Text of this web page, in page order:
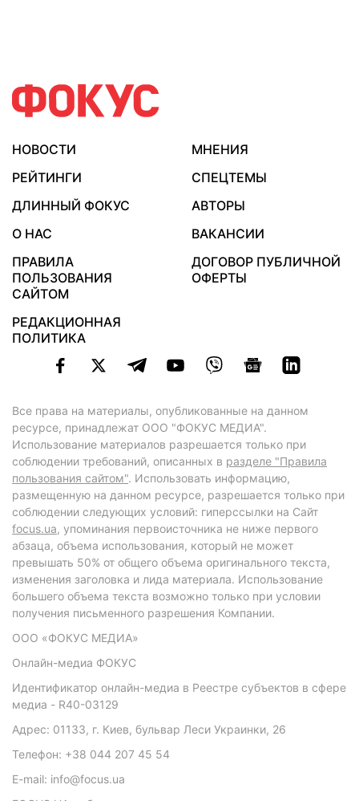
НОВОСТИ
МНЕНИЯ
РЕЙТИНГИ
СПЕЦТЕМЫ
ДЛИННЫЙ ФОКУС
АВТОРЫ
О НАС
ВАКАНСИИ
ПРАВИЛА
ПОЛЬЗОВАНИЯ
САЙТОМ
ДОГОВОР ПУБЛИЧНОЙ
ОФЕРТЫ
РЕДАКЦИОННАЯ
ПОЛИТИКА
Все права на материалы, опубликованные на данном
ресурсе, принадлежат ООО "ФОКУС МЕДИА".
Использование материалов разрешается только при
соблюдении требований, описанных в разделе "Правила
пользования сайтом". Использовать информацию,
размещенную на данном ресурсе, разрешается только при
соблюдении следующих условий: гиперссылки на Сайт
focus.ua, упоминания первоисточника не ниже первого
абзаца, объема использования, который не может
превышать 50% от общего объема оригинального текста,
изменения заголовка и лида материала. Использование
большего объема текста возможно только при условии
получения письменного разрешения Компании.
ООО «ФОКУС МЕДИА»
Онлайн-медиа ФОКУС
Идентификатор онлайн-медиа в Реестре субъектов в сфере
медиа - R40-03129
Адрес: 01133, г. Киев, бульвар Леси Украинки, 26
Телефон: +38 044 207 45 54
E-mail: info@focus.ua